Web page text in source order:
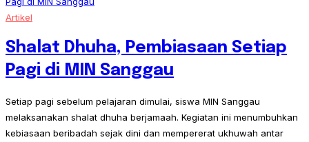
Artikel
Shalat Dhuha, Pembiasaan Setiap
Pagi di MIN Sanggau
Setiap pagi sebelum pelajaran dimulai, siswa MIN Sanggau
melaksanakan shalat dhuha berjamaah. Kegiatan ini menumbuhkan
kebiasaan beribadah sejak dini dan mempererat ukhuwah antar